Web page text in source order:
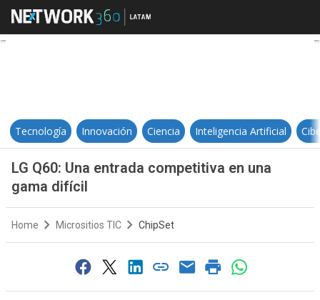
LG Q60: Una entrada competitiva
Tecnología Innovación Ciencia Inteligencia Artificial
LG Q60: Una entrada competitiva en una
gama difícil
Home Micrositios TIC ChipSet